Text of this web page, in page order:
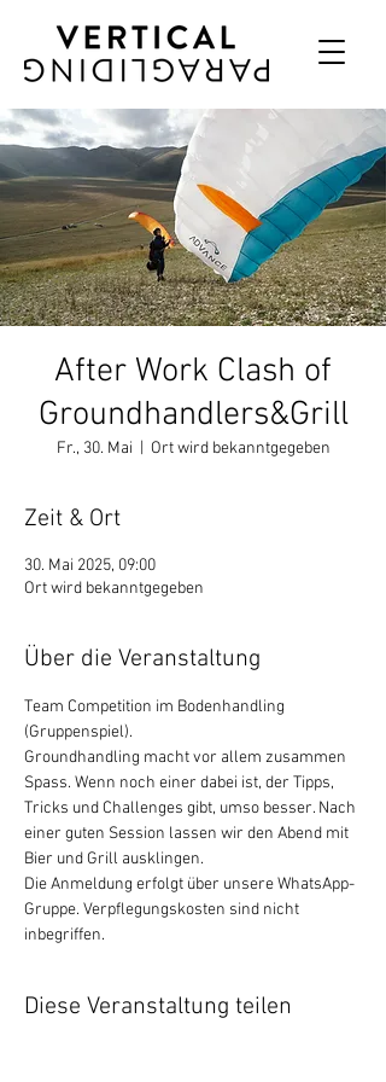
After Work Clash of
Groundhandlers&Grill
Fr., 30. Mai Ort wird bekanntgegeben
Zeit & Ort
30. Mai 2025, 09:00
Ort wird bekanntgegeben
Über die Veranstaltung
Team Competition im Bodenhandling
(Gruppenspiel).
Groundhandling macht vor allem zusammen
Spass. Wenn noch einer dabei ist, der Tipps,
Tricks und Challenges gibt, umso besser. Nach
einer guten Session lassen wir den Abend mit
Bier und Grill ausklingen.
Die Anmeldung erfolgt über unsere WhatsApp-
Gruppe. Verpflegungskosten sind nicht
inbegriffen.
Diese Veranstaltung teilen